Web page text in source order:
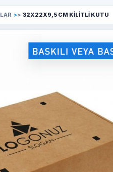
> 32X22X9,5 CM KILITLI KUTU